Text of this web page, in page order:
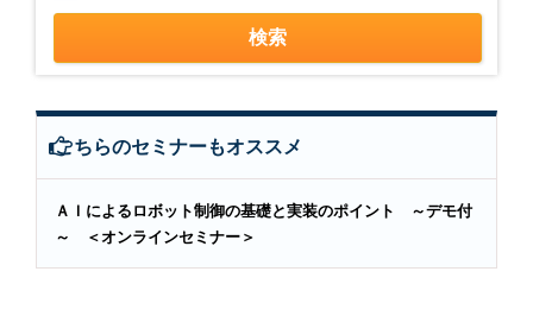
こちらのセミナーもオススメ
ＡＩによるロボット制御の基礎と実装のポイント ～デモ付
～ ＜オンラインセミナー＞